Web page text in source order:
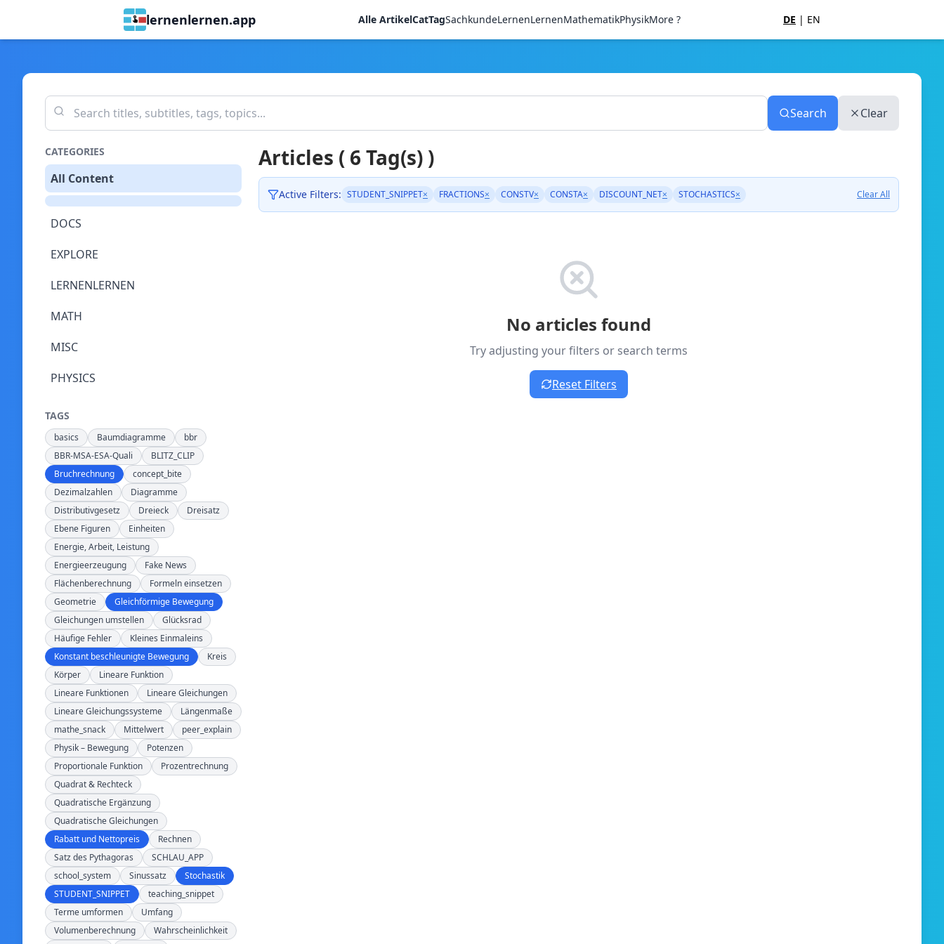
lernenlernen.app Alle ArtikelCatTagSachkundeLernenLernenMathematikPhysikMore ? DE | EN
Search Clear
CATEGORIES
All Content
DOCS
EXPLORE
LERNENLERNEN
MATH
MISC
PHYSICS
TAGS
basics Baumdiagramme
bbr
BBR-MSA-ESA-Quali
BLITZ_CLIP
Bruchrechnung
concept_bite
Dezimalzahlen
Diagramme
Distributivgesetz
Dreieck
Dreisatz
Ebene Figuren
Einheiten
Energie, Arbeit, Leistung
Energieerzeugung
Fake News
Flächenberechnung
Formeln einsetzen
Geometrie
Gleichförmige Bewegung
Gleichungen umstellen
Glücksrad
Häufige Fehler
Kleines Einmaleins
Konstant beschleunigte Bewegung
Kreis
Körper
Lineare Funktion
Lineare Funktionen
Lineare Gleichungen
Lineare Gleichungssysteme
Längenmaße
mathe_snack
Mittelwert
peer_explain
Physik – Bewegung
Potenzen
Proportionale Funktion
Prozentrechnung
Quadrat & Rechteck
Quadratische Ergänzung
Quadratische Gleichungen
Rabatt und Nettopreis
Rechnen
Satz des Pythagoras
SCHLAU_APP
school_system
Sinussatz
Stochastik
STUDENT_SNIPPET
teaching_snippet
Terme umformen
Umfang
Volumenberechnung
Wahrscheinlichkeit
Articles ( 6 Tag(s) )
Active Filters: STUDENT_SNIPPET× FRACTIONS× CONSTV× CONSTA× DISCOUNT_NET× STOCHASTICS× Clear All
No articles found
Try adjusting your filters or search terms
Reset Filters